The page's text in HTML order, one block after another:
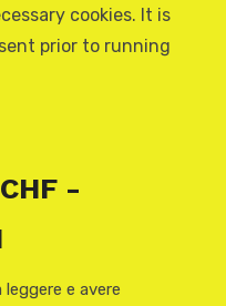
cookies. It is
prior to running
-
e avere